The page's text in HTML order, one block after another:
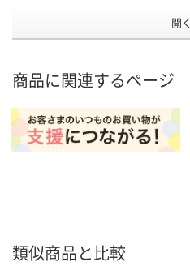
開く
商品に関連するページ
類似商品と比較